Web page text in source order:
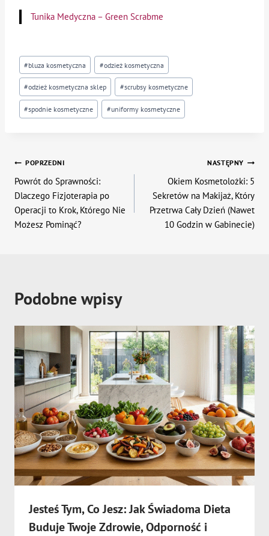
Tunika Medyczna – Green Scrabme
Tagi
wpisu:
#bluza kosmetyczna #odzież kosmetyczna
#odzież kosmetyczna sklep #scrubsy kosmetyczne
#spodnie kosmetyczne #uniformy kosmetyczne
Nawigacja
wpisu
POPRZEDNI
Powrót do Sprawności:
Dlaczego Fizjoterapia po
Operacji to Krok, Którego Nie
Możesz Pominąć?
NASTĘPNY
Okiem Kosmetolożki: 5
Sekretów na Makijaż, Który
Przetrwa Cały Dzień (Nawet
10 Godzin w Gabinecie)
Podobne wpisy
Jesteś Tym, Co Jesz: Jak Świadoma Dieta
Buduje Twoje Zdrowie, Odporność i